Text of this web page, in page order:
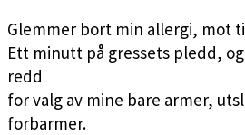
Glemmer bort min allergi, mot
Ett minutt på gressets pledd,
redd
for valg av mine bare armer,
forbarmer.